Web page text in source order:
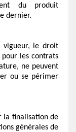
du produit
dernier.
vigueur, le droit
les contrats
ne peuvent
ou se périmer
la finalisation de
générales de